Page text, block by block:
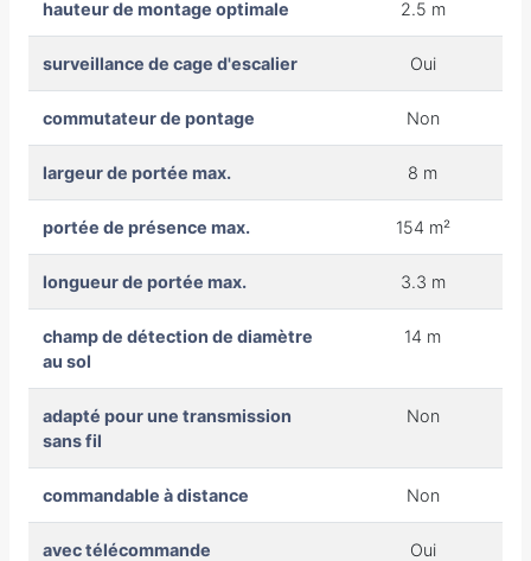
hauteur de montage optimale 2.5 m
surveillance de cage d'escalier Oui
commutateur de pontage Non
largeur de portée max. 8 m
portée de présence max. 154 m²
longueur de portée max. 3.3 m
champ de détection de diamètre
au sol
14 m
adapté pour une transmission
sans fil
Non
commandable à distance Non
avec télécommande Oui